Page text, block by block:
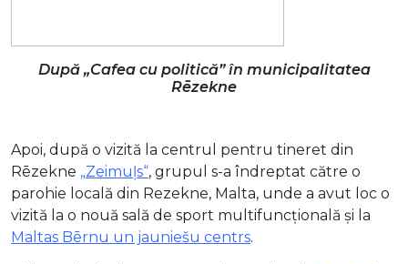
După „Cafea cu politică” în municipalitatea
Rēzekne
Apoi, după o vizită la centrul pentru tineret din
Rēzekne „Zeimuļs“, grupul s-a îndreptat către o
parohie locală din Rezekne, Malta, unde a avut loc o
vizită la o nouă sală de sport multifuncțională și la
Maltas Bērnu un jauniešu centrs.